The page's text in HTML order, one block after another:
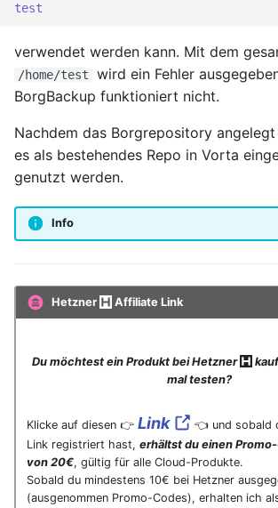
test
verwendet werden kann. Mit dem
/home/test
wird ein Fehler
BorgBackup funktioniert nicht.
Nachdem das Borgrepository
es als bestehendes Repo in Vorta
genutzt werden.
Info
Hetzner Affiliate Link
Du möchtest ein Produkt bei Hetzner
mal testen?
Klicke auf diesen 👉 Link
👈 und sobald
Link registriert hast, erhältst du einen
von 20€, gültig für alle Cloud-Produkte.
Sobald du mindestens 10€ bei Hetzner
(ausgenommen Promo-Codes), erhalten ich